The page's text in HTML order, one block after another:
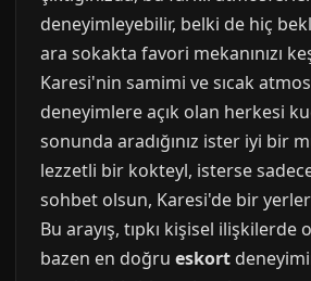
deneyimleyebilir, belki de hiç
ara sokakta favori mekanınızı
Karesi'nin samimi ve sıcak
deneyimlere açık olan herkesi
sonunda aradığınız ister iyi bir
lezzetli bir kokteyl, isterse
sohbet olsun, Karesi'de bir
Bu arayış, tıpkı kişisel ilişkilerde
bazen en doğru eskort